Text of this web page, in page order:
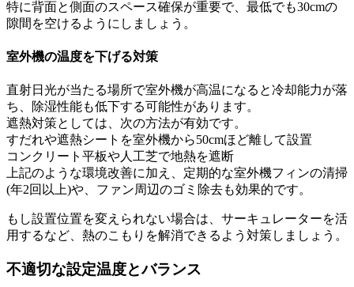
特に背面と側面のスペース確保が重要で、最低でも30cmの
隙間を空けるようにしましょう。
室外機の温度を下げる対策
直射日光が当たる場所で室外機が高温になると冷却能力が落
ち、除湿性能も低下する可能性があります。
遮熱対策としては、次の方法が有効です。
すだれや遮熱シートを室外機から50cmほど離して設置
コンクリート平板や人工芝で地熱を遮断
上記のような環境改善に加え、定期的な室外機フィンの清掃
(年2回以上)や、ファン周辺のゴミ除去も効果的です。
もし設置位置を変えられない場合は、サーキュレーターを活
用するなど、熱のこもりを解消できるよう対策しましょう。
不適切な設定温度とバランス